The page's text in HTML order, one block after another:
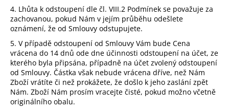
4. Lhůta k odstoupení dle čl. VIII.2 Podmínek se považuje za
zachovanou, pokud Nám v jejím průběhu odešlete
oznámení, že od Smlouvy odstupujete.
5. V případě odstoupení od Smlouvy Vám bude Cena
vrácena do 14 dnů ode dne účinnosti odstoupení na účet, ze
kterého byla připsána, případně na účet zvolený odstoupení
od Smlouvy. Částka však nebude vrácena dříve, než Nám
Zboží vrátíte či než prokážete, že došlo k jeho zaslání zpět
Nám. Zboží Nám prosím vracejte čisté, pokud možno včetně
originálního obalu.